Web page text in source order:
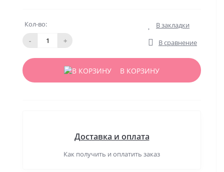
Кол-во:
-
+
В закладки
В сравнение
В КОРЗИНУ
Доставка и оплата
Как получить и оплатить заказ